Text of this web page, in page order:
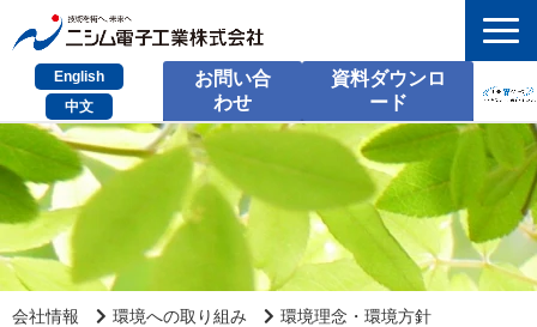
English
中文
お問い合
わせ
資料ダウンロ
ード
検索
製品とサービス
課題別のご相談
会社情報 環境への取り組み 環境理念・環境方針